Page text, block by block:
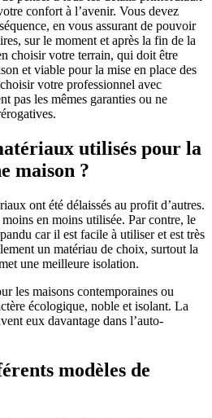
confort à l’avenir. Vous devez
en vous assurant de pouvoir
sur le moment et après la fin de la
choisir votre terrain, qui doit être
et viable pour la mise en place des
votre professionnel avec
pas les mêmes garanties ou ne
utilisés pour la
maison ?
ont été délaissés au profit d’autres.
en moins utilisée. Par contre, le
car il est facile à utiliser et est très
un matériau de choix, surtout la
une meilleure isolation.
les maisons contemporaines ou
écologique, noble et isolant. La
eux davantage dans l’auto-
modèles de